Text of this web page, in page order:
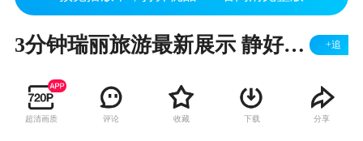
3分钟瑞丽旅游最新展示 静好时光-自在瑞丽 +追
超清画质 评论 收藏 下载 分享